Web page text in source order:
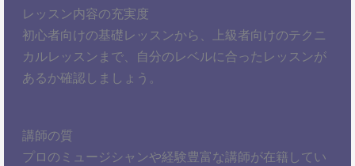
レッスン内容の充実度
初心者向けの基礎レッスンから、上級者向けのテクニ
カルレッスンまで、自分のレベルに合ったレッスンが
あるか確認しましょう。
講師の質
プロのミュージシャンや経験豊富な講師が在籍してい